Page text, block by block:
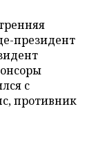
президент
с
противник